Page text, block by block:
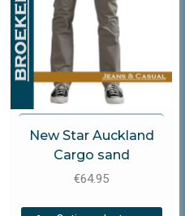
New Star Jeans
New Star Auckland
Cargo sand
€64.95